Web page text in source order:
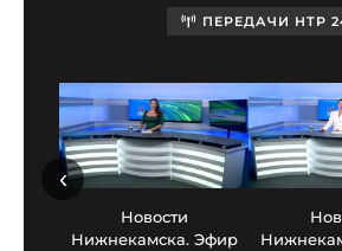
ПЕРЕДАЧИ НТР
Новости
Нижнекамска. Эфир
‹